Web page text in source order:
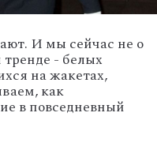
И мы сейчас не о
- белых
на жакетах,
как
в повседневный